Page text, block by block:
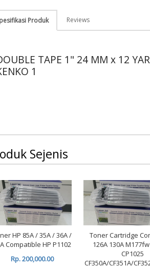
Produk Reviews
TAPE 1" 24 MM x 12
1
Sejenis
HP 85A / 35A / 36A /
Compatible HP P1102
Rp. 200,000.00
Toner Cartridge
126A 130A
CP1025
CF350A/CF351A/